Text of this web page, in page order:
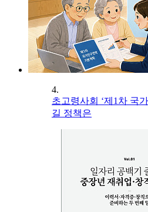
4.
초고령사회 ‘제1차 국
길 정책은